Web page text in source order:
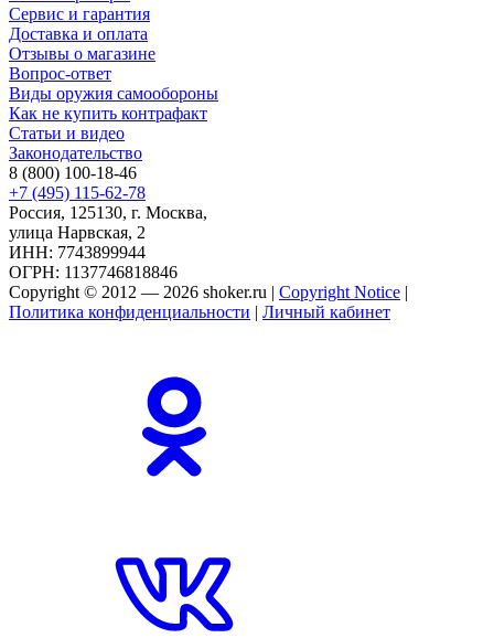
Сервис и гарантия
Доставка и оплата
Отзывы о магазине
Вопрос-ответ
Виды оружия самообороны
Как не купить контрафакт
Статьи и видео
Законодательство
8 (800) 100-18-46
+7 (495) 115-62-78
Россия, 125130, г. Москва,
улица Нарвская, 2
ИНН: 7743899944
ОГРН: 1137746818846
Copyright © 2012 — 2026 shoker.ru | Copyright Notice |
Политика конфиденциальности | Личный кабинет